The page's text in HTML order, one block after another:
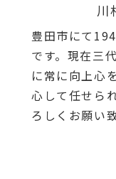
川
豊田市にて
です。現在三
に常に向上心
心して任せら
ろしくお願い